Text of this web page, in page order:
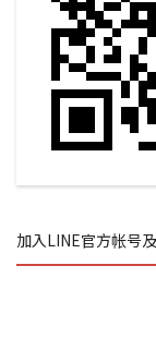
加入LINE官方帐号